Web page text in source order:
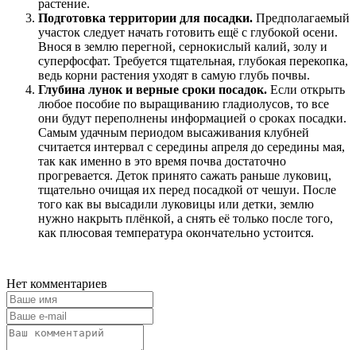
растение.
Подготовка территории для посадки. Предполагаемый
участок следует начать готовить ещё с глубокой осени.
Внося в землю перегной, сернокислый калий, золу и
суперфосфат. Требуется тщательная, глубокая перекопка,
ведь корни растения уходят в самую глубь почвы.
Глубина лунок и верные сроки посадок. Если открыть
любое пособие по выращиванию гладиолусов, то все
они будут переполнены информацией о сроках посадки.
Самым удачным периодом высаживания клубней
считается интервал с середины апреля до середины мая,
так как именно в это время почва достаточно
прогревается. Деток принято сажать раньше луковиц,
тщательно очищая их перед посадкой от чешуи. После
того как вы высадили луковицы или детки, землю
нужно накрыть плёнкой, а снять её только после того,
как плюсовая температура окончательно устоится.
Нет комментариев